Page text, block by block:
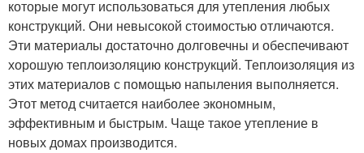
которые могут использоваться для утепления любых
конструкций. Они невысокой стоимостью отличаются.
Эти материалы достаточно долговечны и обеспечивают
хорошую теплоизоляцию конструкций. Теплоизоляция из
этих материалов с помощью напыления выполняется.
Этот метод считается наиболее экономным,
эффективным и быстрым. Чаще такое утепление в
новых домах производится.